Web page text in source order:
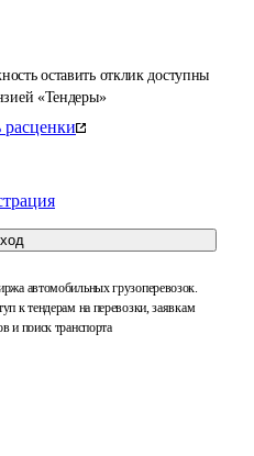
оставить отклик доступны
«Тендеры»
расценки
автомобильных грузоперевозок.
к тендерам на перевозки, заявкам
и поиск транспорта